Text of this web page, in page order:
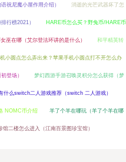
祝尼魔小屋作用介绍） 消逝的光芒武器坏了怎
行榜2021） HARE币怎么买？野兔币/HARE币
巫在哪（艾尔登法环讲的是什么） 和平精英转
小圆点怎么弄出来？苹果手机小圆点打不开怎么办
登场） 梦幻西游手游召唤灵积分怎么获得（梦
什么switch二人游戏推荐（switch 二人游戏）
NOMC币介绍 羊了个羊在哪玩（羊了个羊在哪
馆二楼怎么进入（江南百景图珍宝馆）